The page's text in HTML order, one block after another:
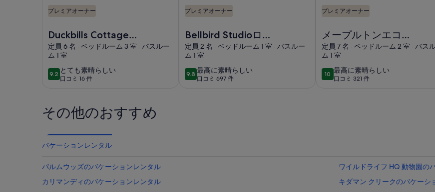
Duckbills Cottage has the convenience of town living but with rural nature feelの画像
プレミアオーナー
Duckbills Cottage
has the
convenience of
town living but with
rural nature feel
定員 6 名 · ベッドルーム 3 室 · バスルー
ム 1 室
9.210段階中9.2
とても素晴らしい
と
て
晴
し
い
口コミ 16 件
(口
16
Bellbird Studioロマンチックなグランピングゲッタウェイがエアコン付
プレミアオーナー
Bellbird Studioロマ
ンチックなグランピ
ングゲッタウェイが
エアコン付きになり
ました
定員 2 名 · ベッドルーム 1 室 · バスルー
ム 1 室
9.810段階中9.8
最高に素晴らしい
最
高
口コミ 697 件
(口
メープルトンエコフレンドリーロ
プレミアオーナー
メープルトンエコフ
レンドリーロッジ
定員 7 名 · ベッドルーム 2 室 · バス
ム 1 室
1010段階中10
最高に素晴らしい
最
高
口コミ 321 件
(口
その他のおすすめ
バケーションレンタル
パルムウッズのバケーションレンタル
ワイルドライフ HQ 動物園の
カリマンディのバケーションレンタル
キダマン クリークのバケーシ